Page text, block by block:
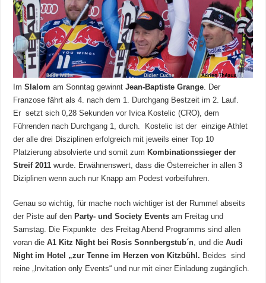
ImSlalom am Sonntag gewinntJean-Baptiste Grange . Der
Franzose fährt als 4. nach dem 1. Durchgang Bestzeit im 2. Lauf.
Er setzt sich 0,28 Sekunden vor Ivica Kostelic (CRO), dem
Führenden nach Durchgang 1, durch. Kostelic ist der einzige Athlet
der alle drei Disziplinen erfolgreich mit jeweils einer Top 10
Platzierung absolvierte und somit zum Kombinationssieger der
Streif 2011wurde. Erwähnenswert, dass die Österreicher in allen 3
Diziplinen wenn auch nur Knapp am Podest vorbeifuhren.
Genau so wichtig, für mache noch wichtiger ist der Rummel abseits
der Piste auf den Party- und Society Events am Freitag und
Samstag. Die Fixpunkte des Freitag Abend Programms sind allen
voran dieA1 Kitz Night bei Rosis Sonnbergstub´n , und dieAudi
Night im Hotel „zur Tenne im Herzen von Kitzbühl. Beides sind
reine „Invitation only Events“ und nur mit einer Einladung zugänglich.